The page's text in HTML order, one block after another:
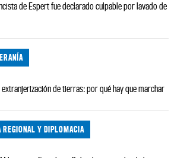
de Espert fue declarado culpable por lavado de
extranjerización de tierras: por qué hay que marchar
REGIONAL Y DIPLOMACIA